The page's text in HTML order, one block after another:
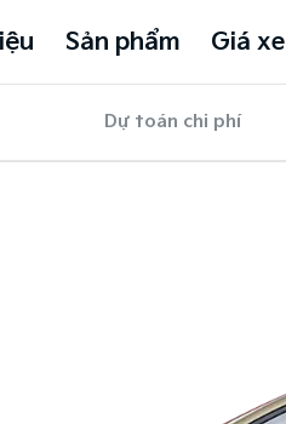
Sản phẩm Giá xe
Dự toán chi phí